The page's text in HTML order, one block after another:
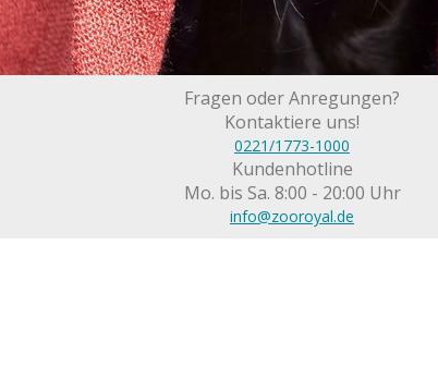
Fragen oder Anregungen?
Kontaktiere uns!
0221/1773-1000
Kundenhotline
Mo. bis Sa. 8:00 - 20:00 Uhr
info@zooroyal.de